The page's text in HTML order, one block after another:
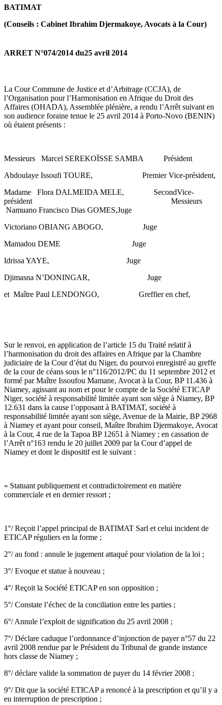
BATIMAT
(Conseils : Cabinet Ibrahim Djermakoye, Avocats à la Cour)
ARRET N°074/2014 du25 avril 2014
La Cour Commune de Justice et d’Arbitrage (CCJA), de
l’Organisation pour l’Harmonisation en Afrique du Droit des
Affaires (OHADA), Assemblée plénière, a rendu l’Arrêt suivant en
son audience foraine tenue le 25 avril 2014 à Porto-Novo (BENIN)
où étaient présents :
Messieurs Marcel SEREKOÏSSE SAMBA Président
Abdoulaye Issoufi TOURE, Premier Vice-président,
Madame Flora DALMEIDA MELE, SecondVice-
président Messieurs
Namuano Francisco Dias GOMES,Juge
Victoriano OBIANG ABOGO, Juge
Mamadou DEME Juge
Idrissa YAYE, Juge
Djimasna N’DONINGAR, Juge
et Maître Paul LENDONGO, Greffier en chef,
Sur le renvoi, en application de l’article 15 du Traité relatif à
l’harmonisation du droit des affaires en Afrique par la Chambre
judiciaire de la Cour d’état du Niger, du pourvoi enregistré au greffe
de la cour de céans sous le n°116/2012/PC du 11 septembre 2012 et
formé par Maître Issoufou Mamane, Avocat à la Cour, BP 11.436 à
Niamey, agissant au nom et pour le compte de la Société ETICAP
Niger, société à responsabilité limitée ayant son siège à Niamey, BP
12.631 dans la cause l’opposant à BATIMAT, société à
responsabilité limitée ayant son siège, Avenue de la Mairie, BP 2968
à Niamey et ayant pour conseil, Maître Ibrahim Djermakoye, Avocat
à la Cour, 4 rue de la Tapoa BP 12651 à Niamey ; en cassation de
l’Arrêt n°163 rendu le 20 juillet 2009 par la Cour d’appel de
Niamey et dont le dispositif est le suivant :
« Statuant publiquement et contradictoirement en matière
commerciale et en dernier ressort ;
1°/ Reçoit l’appel principal de BATIMAT Sarl et celui incident de
ETICAP réguliers en la forme ;
2°/ au fond : annule le jugement attaqué pour violation de la loi ;
3°/ Evoque et statue à nouveau ;
4°/ Reçoit la Société ETICAP en son opposition ;
5°/ Constate l’échec de la conciliation entre les parties ;
6°/ Annule l’exploit de signification du 25 avril 2008 ;
7°/ Déclare caduque l’ordonnance d’injonction de payer n°57 du 22
avril 2008 rendue par le Président du Tribunal de grande instance
hors classe de Niamey ;
8°/ déclare valide la sommation de payer du 14 février 2008 ;
9°/ Dit que la société ETICAP a renoncé à la prescription et qu’il y a
eu interruption de prescription ;